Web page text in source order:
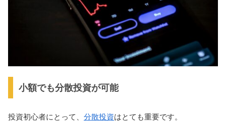
小額でも分散投資が可能
投資初心者にとって、 分散投資はとても重要です。